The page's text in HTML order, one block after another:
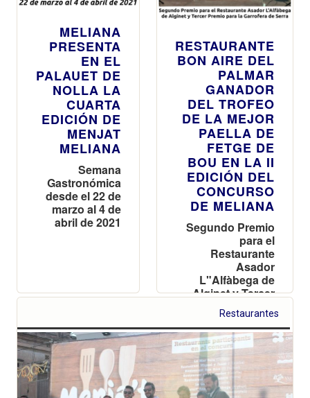
MELIANA
PRESENTA
EN EL
PALAUET DE
NOLLA LA
CUARTA
EDICIÓN DE
MENJAT
MELIANA
Semana
Gastronómica
desde el 22 de
marzo al 4 de
abril de 2021
RESTAURANTE
BON AIRE DEL
PALMAR
GANADOR
DEL TROFEO
DE LA MEJOR
PAELLA DE
FETGE DE
BOU EN LA II
EDICIÓN DEL
CONCURSO
DE MELIANA
Segundo Premio
para el
Restaurante
Asador
L"Alfàbega de
Alginet y Tercer
Premio para la
Garrofera de
Serra
Restaurantes